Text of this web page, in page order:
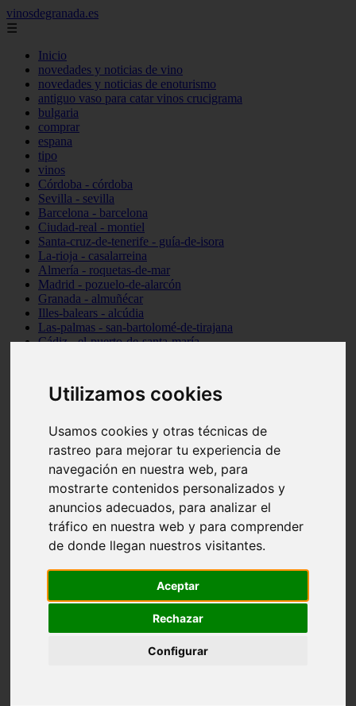
Utilizamos cookies
Usamos cookies y otras técnicas de
rastreo para mejorar tu experiencia de
navegación en nuestra web, para
mostrarte contenidos personalizados y
anuncios adecuados, para analizar el
tráfico en nuestra web y para comprender
de donde llegan nuestros visitantes.
Aceptar
Rechazar
Configurar
vinosdegranada.es
☰
Inicio
novedades y noticias de vino
novedades y noticias de enoturismo
antiguo vaso para catar vinos crucigrama
bulgaria
comprar
espana
tipo
vinos
Córdoba - córdoba
Sevilla - sevilla
Barcelona - barcelona
Ciudad-real - montiel
Santa-cruz-de-tenerife - guía-de-isora
La-rioja - casalarreina
Almería - roquetas-de-mar
Madrid - pozuelo-de-alarcón
Granada - almuñécar
Illes-balears - alcúdia
Las-palmas - san-bartolomé-de-tirajana
Cádiz - el-puerto-de-santa-maría
Santa-cruz-de-tenerife - los-llanos-de-aridane
Cantabria - suances
Granada - monachil
Huesca - isábena
Huesca - alquézar
Huesca - castejón-de-sos
Sevilla - marinaleda
Córdoba - almedinilla
Navarra - zangoza
Cantabria - arenas-de-iguña
Barcelona - la-pobla-de-lillet
Las-palmas - yaiza
Valladolid - fuensaldaña